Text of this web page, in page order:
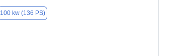
100 kw (136 PS)